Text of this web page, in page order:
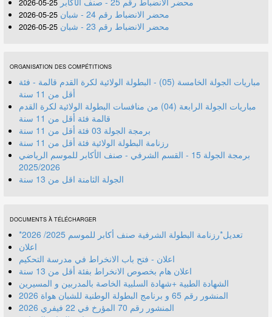
25-05-2026
محضر الانضباط رقم 24 - شبان 25-05-2026
محضر الانضباط رقم 23 - شبان 25-05-2026
ORGANISATION DES COMPÉTITIONS
مباريات الجولة الخامسة (05) - البطولة الولائية لكرة القدم قالمة - فئة
أقل من 11 سنة
مباريات الجولة الرابعة (04) من منافسات البطولة الولائية لكرة القدم
قالمة فئة أقل من 11 سنة
برمجة الجولة 03 فئة أقل من 11 سنة
رزنامة البطولة الولائية فئة أقل من 11 سنة
برمجة الجولة 15 - القسم الشرفي - صنف الأكابر للموسم الرياضي
2025/2026
الجولة الثامنة اقل من 13 سنة
DOCUMENTS À TÉLÉCHARGER
*تعديل*رزنامة البطولة الشرفية صنف أكابر للموسم 2025/ 2026
اعلان
اعلان - فتح باب الانخراط في مدرسة التحكيم
اعلان هام بخصوص الانخراط بفئة أقل من 13 سنة
الشهادة الطبية +شهادة السلبية الخاصة بالمدربين و المسيرين
المنشور رقم 70 المؤرخ في 22 فيفري 2026